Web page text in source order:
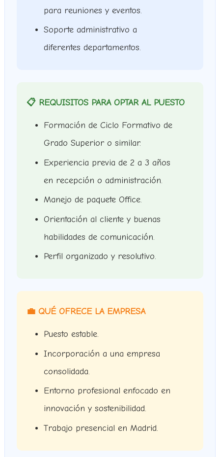
para reuniones y eventos.
Soporte administrativo a
diferentes departamentos.
📋 REQUISITOS PARA OPTAR AL PUESTO
Formación de Ciclo Formativo de
Grado Superior o similar.
Experiencia previa de 2 a 3 años
en recepción o administración.
Manejo de paquete Office.
Orientación al cliente y buenas
habilidades de comunicación.
Perfil organizado y resolutivo.
💼 QUÉ OFRECE LA EMPRESA
Puesto estable.
Incorporación a una empresa
consolidada.
Entorno profesional enfocado en
innovación y sostenibilidad.
Trabajo presencial en Madrid.